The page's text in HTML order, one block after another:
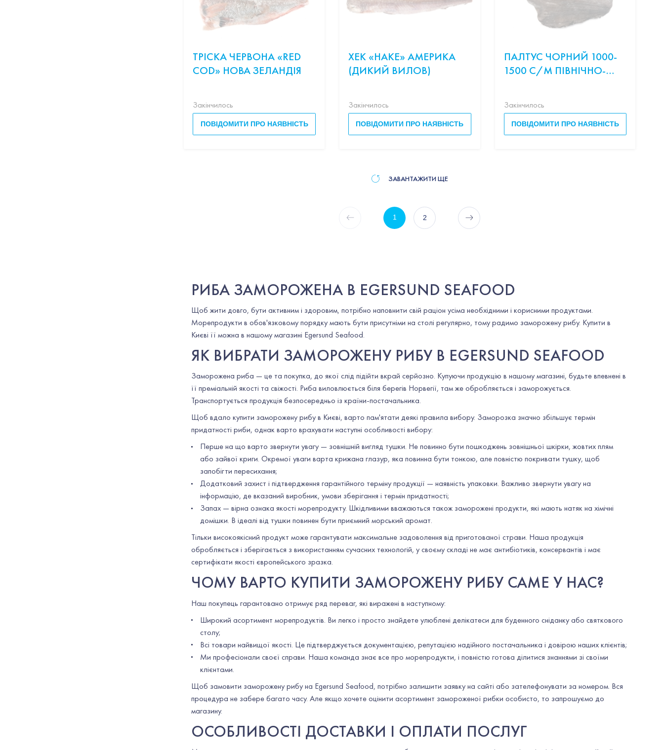
ТРІСКА ЧЕРВОНА «RED
СOD» НОВА ЗЕЛАНДІЯ
Закінчилось
ПОВІДОМИТИ ПРО НАЯВНІСТЬ
ХЕК «HAKE» АМЕРИКА
(ДИКИЙ ВИЛОВ)
Закінчилось
ПОВІДОМИТИ ПРО НАЯВНІСТЬ
ПАЛТУС ЧОРНИЙ 1000-
1500 С/М ПІВНІЧНО-
ОКЕАНУ (ДИКИЙ
ВИЛОВ)
Закінчилось
ПОВІДОМИТИ ПРО НАЯВНІСТЬ
ЗАВАНТАЖИТИ ЩЕ
1 2
РИБА ЗАМОРОЖЕНА В EGERSUND SEAFOOD
Щоб жити довго, бути активним і здоровим, потрібно наповнити свій раціон усіма необхідними і корисними продуктами.
Морепродукти в обов'язковому порядку мають бути присутніми на столі регулярно, тому радимо заморожену рибу. Купити в
Києві її можна в нашому магазині Egersund Seafood.
ЯК ВИБРАТИ ЗАМОРОЖЕНУ РИБУ В EGERSUND SEAFOOD
Заморожена риба — це та покупка, до якої слід підійти вкрай серйозно. Купуючи продукцію в нашому магазині, будьте впевнені в
її преміальній якості та свіжості. Риба виловлюється біля берегів Норвегії, там же обробляється і заморожується.
Транспортується продукція безпосередньо із країни-постачальника.
Щоб вдало купити заморожену рибу в Києві, варто пам'ятати деякі правила вибору. Заморозка значно збільшує термін
придатності риби, однак варто врахувати наступні особливості вибору:
Перше на що варто звернути увагу — зовнішній вигляд тушки. Не повинно бути пошкоджень зовнішньої шкірки, жовтих плям
або зайвої криги. Окремої уваги варта крижана глазур, яка повинна бути тонкою, але повністю покривати тушку, щоб
запобігти пересихання;
Додатковий захист і підтвердження гарантійного терміну продукції — наявність упаковки. Важливо звернути увагу на
інформацію, де вказаний виробник, умови зберігання і термін придатності;
Запах — вірна ознака якості морепродукту. Шкідливими вважаються також заморожені продукти, які мають натяк на хімічні
домішки. В ідеалі від тушки повинен бути приємний морський аромат.
Тільки високоякісний продукт може гарантувати максимальне задоволення від приготованої страви. Наша продукція
обробляється і зберігається з використанням сучасних технологій, у своєму складі не має антибіотиків, консервантів і має
сертифікати якості європейського зразка.
ЧОМУ ВАРТО КУПИТИ ЗАМОРОЖЕНУ РИБУ САМЕ У НАС?
Наш покупець гарантовано отримує ряд переваг, які виражені в наступному:
Широкий асортимент морепродуктів. Ви легко і просто знайдете улюблені делікатеси для буденного сніданку або святкового
столу;
Всі товари найвищої якості. Це підтверджується документацією, репутацією надійного постачальника і довірою наших клієнтів;
Ми професіонали своєї справи. Наша команда знає все про морепродукти, і повністю готова ділитися знаннями зі своїми
клієнтами.
Щоб замовити заморожену рибу на Egersund Seafood, потрібно залишити заявку на сайті або зателефонувати за номером. Вся
процедура не забере багато часу. Але якщо хочете оцінити асортимент замороженої рибки особисто, то запрошуємо до
магазину.
ОСОБЛИВОСТІ ДОСТАВКИ І ОПЛАТИ ПОСЛУГ